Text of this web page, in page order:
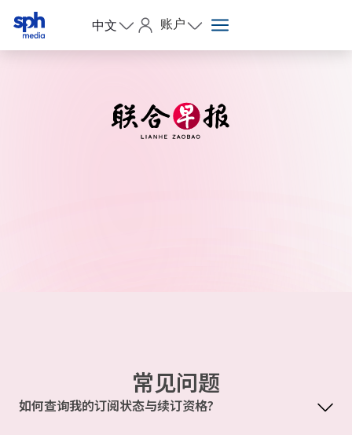
中文 账户
常见问题
如何查询我的订阅状态与续订资格?